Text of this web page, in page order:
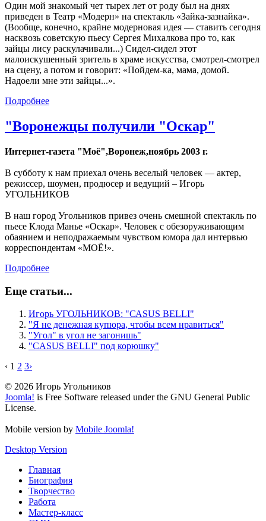
Один мой знакомый чет тырех лет от роду был на днях
приведен в Театр «Модерн» на спектакль «Зайка-зазнайка».
(Вообще, конечно, крайне модерновая идея — ставить сегодня
насквозь советскую пьесу Сергея Михалкова про то, как
зайцы лису раскулачивали...) Сидел-сидел этот
малоискушенный зритель в храме искусства, смотрел-смотрел
на сцену, а потом и говорит: «Пойдем-ка, мама, домой.
Надоели мне эти зайцы...».
Подробнее
"Воронежцы получили "Оскар"
Интернет-газета "Моё",Воронеж,ноябрь 2003 г.
В субботу к нам приехал очень веселый человек — актер,
режиссер, шоумен, продюсер и ведущий – Игорь
УГОЛЬНИКОВ
В наш город Угольников привез очень смешной спектакль по
пьесе Клода Манье «Оскар». Человек с обезоруживающим
обаянием и неподражаемым чувством юмора дал интервью
корреспондентам «МОЁ!».
Подробнее
Еще статьи...
Игорь УГОЛЬНИКОВ: "САSUS ВЕLLI"
"Я не денежная купюра, чтобы всем нравиться"
"Угол" в угол не загонишь"
"CASUS BELLI" под корюшку"
‹ 1 2 3›
© 2026 Игорь Угольников
Joomla! is Free Software released under the GNU General Public
License.
Mobile version by Mobile Joomla!
Desktop Version
Главная
Биография
Творчество
Работа
Мастер-класс